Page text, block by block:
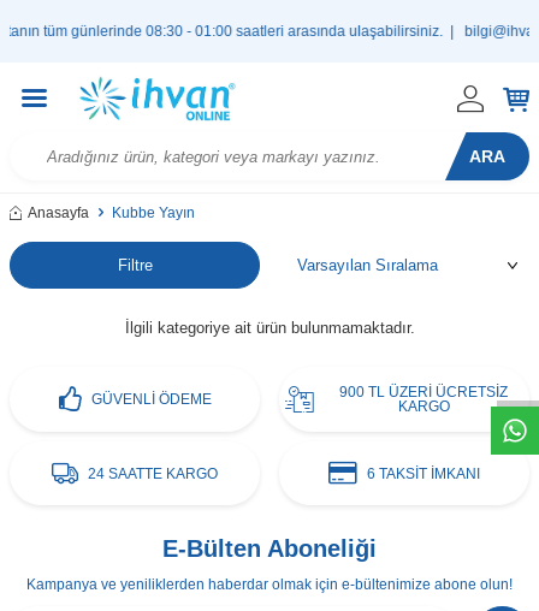
WhtsappDeseHatt
tüm günlerinde 08:30 - 01:00 saatleri arasında ulaşabilirsiniz. |
ARA
Anasayfa Kubbe Yayın
Filtre
İlgili kategoriye ait ürün bulunmamaktadır.
GÜVENLİ ÖDEME
900 TL ÜZERİ ÜCRETSİZ
KARGO
24 SAATTE KARGO 6 TAKSİT İMKANI
E-Bülten Aboneliği
Kampanya ve yeniliklerden haberdar olmak için e-bültenimize abone olun!